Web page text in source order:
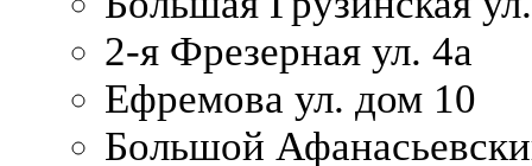
2-я Фрезерная ул. 4а
Ефремова ул. дом 10
Большой